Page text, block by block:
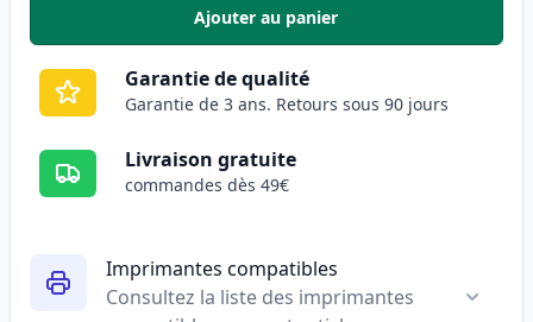
Imprimantes compatibles
Consultez la liste des imprimantes
Ajouter au panier
,Canon PG-37 cartouche
Garantie de qualité
Garantie de 3 ans. Retours sous 90 jours
Livraison gratuite
commandes dès 49€